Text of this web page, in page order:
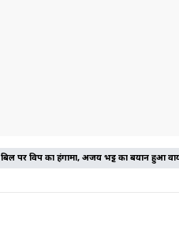
पर विपक्ष का हंगामा, अजय भट्ट का बयान हुआ